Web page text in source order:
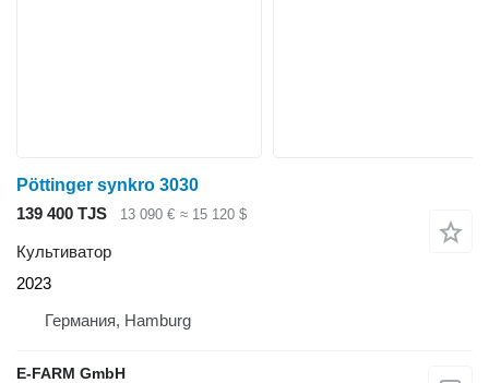
Pöttinger synkro 3030
139 400 TJS
13 090 € ≈ 15 120 $
Культиватор
2023
Германия, Hamburg
E-FARM GmbH